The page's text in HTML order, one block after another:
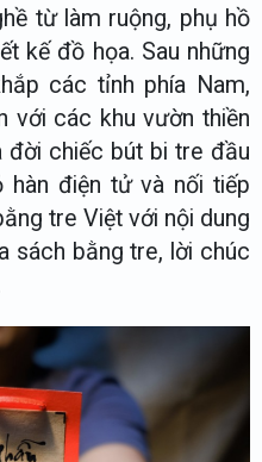
từ làm ruộng, phụ hồ
kế đồ họa. Sau những
các tỉnh phía Nam,
với các khu vườn thiền
chiếc bút bi tre đầu
điện tử và nối tiếp
tre Việt với nội dung
sách bằng tre, lời chúc